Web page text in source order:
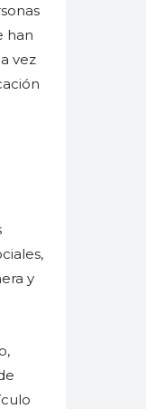
han
vez
y